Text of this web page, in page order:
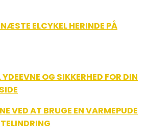
ELCYKEL HERINDE PÅ
OG SIKKERHED FOR DIN
VED AT BRUGE EN VARMEPUDE